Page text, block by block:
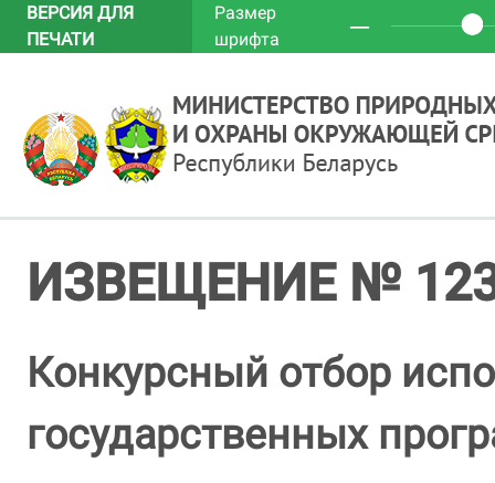
ВЕРСИЯ ДЛЯ
ПЕЧАТИ
Размер
шрифта
─
ИЗВЕЩЕНИЕ №
Конкурсный отбор
государственных